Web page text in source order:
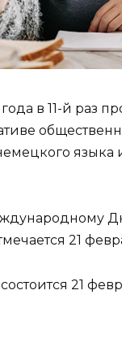
в 11-й раз
языка
21
21